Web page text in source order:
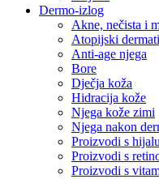
Dermo-izlog
Akne, nečista i
Atopijski
Anti-age njega
Bore
Dječja koža
Hidracija kože
Njega kože zimi
Njega nakon
Proizvodi s
Proizvodi s
Proizvodi s